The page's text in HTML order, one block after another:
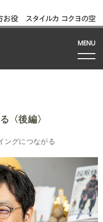
お役
料
スタイルカ
タログ
コクヨの空
間って!?
MENU
〈後編〉
ングにつながる